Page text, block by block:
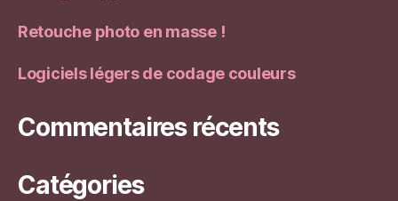
Retouche photo en masse !
Logiciels légers de codage couleurs
Commentaires récents
Catégories